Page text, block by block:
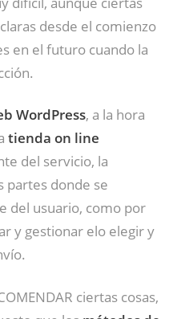
desde el comienzo
en el futuro cuando la
WordPress, a la hora
tienda on line
del servicio, la
partes donde se
del usuario, como por
y gestionar elo elegir y
ciertas cosas,